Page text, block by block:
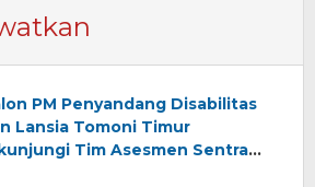
PM Penyandang Disabilitas
Lansia Tomoni Timur
Tim Asesmen Sentra